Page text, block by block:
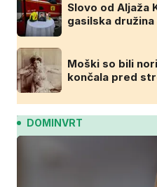
Slovo od Aljaža
gasilska
Moški so bili
končala pred
DOMINVRT